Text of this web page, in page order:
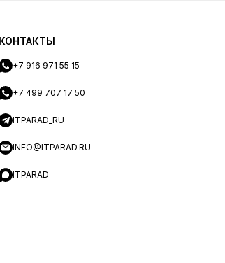
КОНТАКТЫ
+7 916 971 55 15
+7 499 707 17 50
ITPARAD_RU
INFO@ITPARAD.RU
ITPARAD